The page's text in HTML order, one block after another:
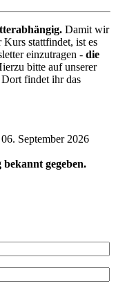
Damit wir
stattfindet, ist es
einzutragen - die
bitte auf unserer
findet ihr das
September 2026
gegeben.